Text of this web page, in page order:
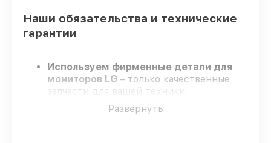
Наши обязательства и технические
гарантии
Используем фирменные детали для
мониторов LG – только качественные
запчасти для вашей техники.
Опытные специалисты
регулярное обучение, что гарантирует
Развернуть